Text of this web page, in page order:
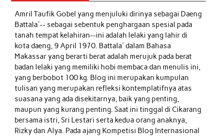
Amril Taufik Gobelyang menjuluki dirinya sebagai Daeng
Battala'-- sebagai sebentuk penghargaan spesial pada
tanah tempat kelahiran--ini adalah lelaki yang lahir di
kota daeng, 9 April 1970. Battala' dalam Bahasa
Makassar yang berarti berat adalah merujuk pada berat
badan lelaki yang memiliki hobi membaca dan menulis ini,
yang berbobot 100 kg. Blog ini merupakan kumpulan
tulisan yang merupakan refleksi kontemplatifnya atas
suasana yang ada disekitarnya, baik yang penting,
maupun yang kurang penting. Saat ini tinggal di Cikarang
bersama istri, Sri Lestari serta kedua orang anaknya,
Rizky dan Alya. Pada ajang Kompetisi Blog Internasional